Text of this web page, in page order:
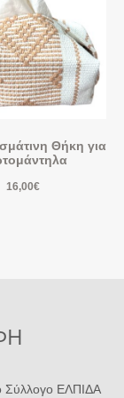
Θήκη για
16,00€
Σύλλογο ΕΛΠΙΔΑ